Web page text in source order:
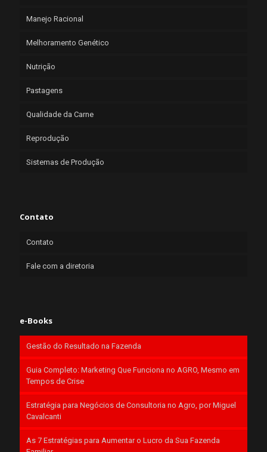
Manejo Racional
Melhoramento Genético
Nutrição
Pastagens
Qualidade da Carne
Reprodução
Sistemas de Produção
Contato
Contato
Fale com a diretoria
e-Books
Gestão do Resultado na Fazenda
Guia Completo: Marketing Que Funciona no AGRO, Mesmo em
Tempos de Crise
Estratégia para Negócios de Consultoria no Agro, por Miguel
Cavalcanti
As 7 Estratégias para Aumentar o Lucro da Sua Fazenda